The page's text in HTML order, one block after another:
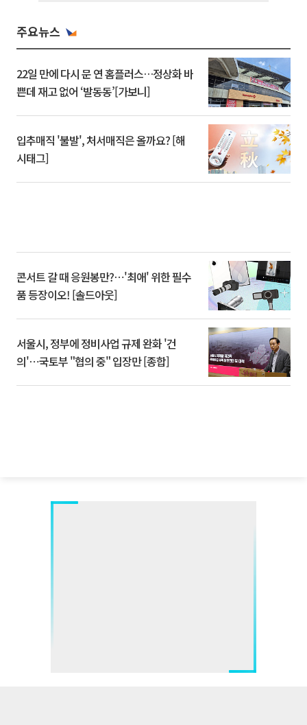
주요뉴스
22일 만에 다시 문 연 홈플러스…정상화 바
쁜데 재고 없어 ‘발동동’[가보니]
입추매직 '불발', 처서매직은 올까요? [해
시태그]
콘서트 갈 때 응원봉만?⋯'최애' 위한 필수
품 등장이오! [솔드아웃]
서울시, 정부에 정비사업 규제 완화 '건
의'⋯국토부 "협의 중" 입장만 [종합]